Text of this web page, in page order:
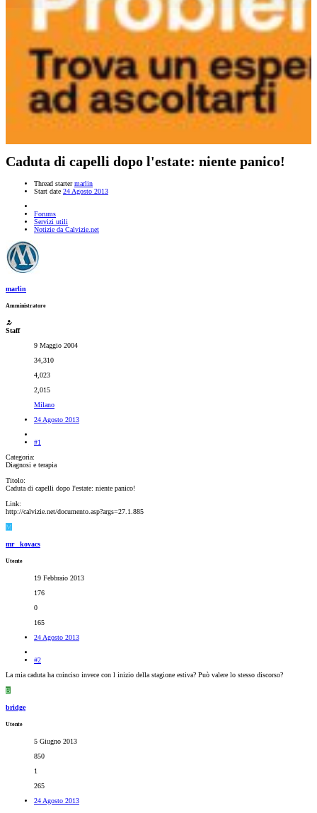
Caduta di capelli dopo l'estate: niente panico!
Thread starter marlin
Start date 24 Agosto 2013
Forums
Servizi utili
Notizie da Calvizie.net
marlin
Amministratore
Staff
9 Maggio 2004
34,310
4,023
2,015
Milano
24 Agosto 2013
#1
Categoria:
Diagnosi e terapia
Titolo:
Caduta di capelli dopo l'estate: niente panico!
Link:
http://calvizie.net/documento.asp?args=27.1.885
M
mr_ kovacs
Utente
19 Febbraio 2013
176
0
165
24 Agosto 2013
#2
La mia caduta ha coinciso invece con l inizio della stagione estiva? Può valere lo stesso discorso?
B
bridge
Utente
5 Giugno 2013
850
1
265
24 Agosto 2013